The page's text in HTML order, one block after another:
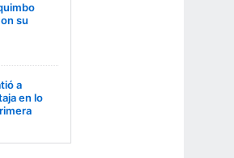
su
a
en lo